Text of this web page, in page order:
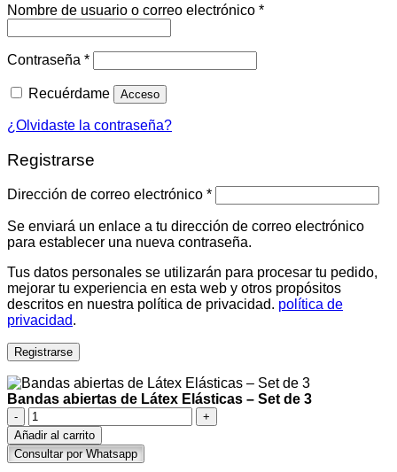
Nombre de usuario o correo electrónico *Obligatorio
Contraseña *Obligatorio
Recuérdame Acceso
¿Olvidaste la contraseña?
Registrarse
Dirección de correo electrónico *Obligatorio
Se enviará un enlace a tu dirección de correo electrónico
para establecer una nueva contraseña.
Tus datos personales se utilizarán para procesar tu pedido,
mejorar tu experiencia en esta web y otros propósitos
descritos en nuestra política de privacidad. política de
privacidad.
Registrarse
Bandas abiertas de Látex Elásticas – Set de 3
Bandas
abiertas
de
Látex
Añadir al carrito
Consultar por Whatsapp